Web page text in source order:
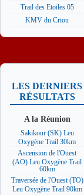
Trail des Etoiles 05
KMV du Criou
LES DERNIERS
RÉSULTATS
A la Réunion
Sakikour (SK) Leu
Oxygène Trail 30km
Ascension de l'Ouest
(AO) Leu Oxygène Trail
60km
Traversée de l'Ouest (TO)
Leu Oxygène Trail 90km